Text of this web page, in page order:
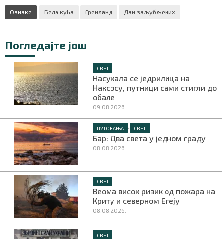
Ознаке Бела кућа Гренланд Дан заљубљених
Погледајте још
СВЕТ
Насукала се једрилица на
Наксосу, путници сами стигли до
обале
09.08.2026.
ПУТОВАЊА • СВЕТ
Бар: Два света у једном граду
08.08.2026.
СВЕТ
Веома висок ризик од пожара на
Криту и северном Егеју
08.08.2026.
СВЕТ